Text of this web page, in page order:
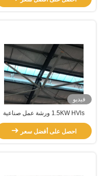
فيديو
1.5KW HVls ورشة عمل صناعية
مروحة السقف مروحة الهواء أجهزة
تبريد الهواء
احصل على أفضل سعر